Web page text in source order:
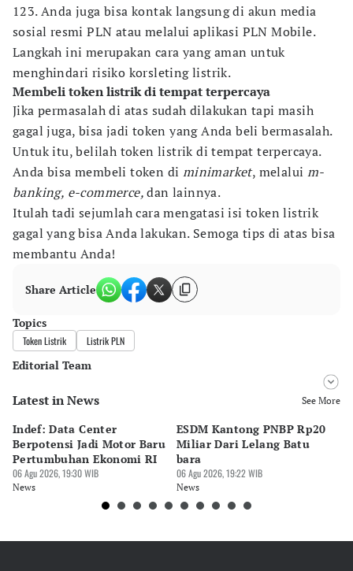
123. Anda juga bisa kontak langsung di akun media
sosial resmi PLN atau melalui aplikasi PLN Mobile.
Langkah ini merupakan cara yang aman untuk
menghindari risiko korsleting listrik.
Membeli token listrik di tempat terpercaya
Jika permasalah di atas sudah dilakukan tapi masih
gagal juga, bisa jadi token yang Anda beli bermasalah.
Untuk itu, belilah token listrik di tempat terpercaya.
Anda bisa membeli token di minimarket, melalui m-
banking, e-commerce,dan lainnya.
Itulah tadi sejumlah cara mengatasi isi token listrik
gagal yang bisa Anda lakukan. Semoga tips di atas bisa
membantu Anda!
Share Article
Topics
Token Listrik Listrik PLN
Editorial Team
Editor
Editor
Nadia Agatha Pramesthi
Latest in News See More
Indef: Data Center
Berpotensi Jadi Motor Baru
Pertumbuhan Ekonomi RI
06 Agu 2026, 19:30 WIB
News
ESDM Kantong PNBP Rp20
Miliar Dari Lelang Batu
bara
06 Agu 2026, 19:22 WIB
News